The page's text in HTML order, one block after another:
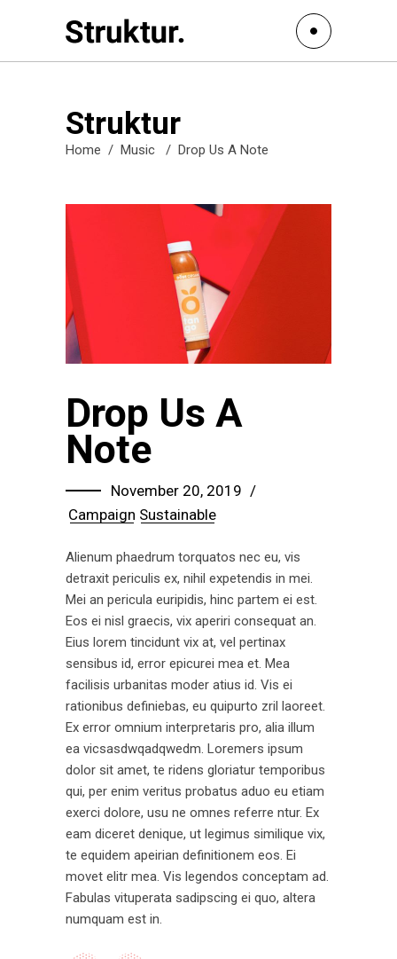
Struktur
Home / Music / Drop Us A Note
Drop Us A
Note
November 20, 2019
Campaign Sustainable
Alienum phaedrum torquatos nec eu, vis
detraxit periculis ex, nihil expetendis in mei.
Mei an pericula euripidis, hinc partem ei est.
Eos ei nisl graecis, vix aperiri consequat an.
Eius lorem tincidunt vix at, vel pertinax
sensibus id, error epicurei mea et. Mea
facilisis urbanitas moder atius id. Vis ei
rationibus definiebas, eu quipurto zril laoreet.
Ex error omnium interpretaris pro, alia illum
ea vicsasdwqadqwedm. Loremers ipsum
dolor sit amet, te ridens gloriatur temporibus
qui, per enim veritus probatus aduo eu etiam
exerci dolore, usu ne omnes referre ntur. Ex
eam diceret denique, ut legimus similique vix,
te equidem apeirian definitionem eos. Ei
movet elitr mea. Vis legendos conceptam ad.
Fabulas vituperata sadipscing ei quo, altera
numquam est in.